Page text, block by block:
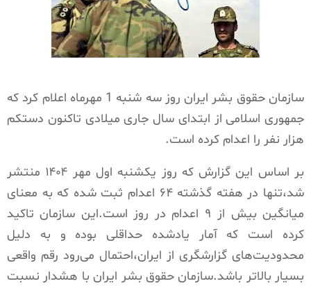
سازمان حقوق بشر ایران
روز سه شنبه 1 مهرماه اعلام کرد که
جمهوری اسلامی از ابتدای سال جاری میلادی تاکنون دستکم
هزار نفر را اعدام کرده است.
بر اساس این گزارش که روز یکشنبه اول مهر ۱۴۰۴ منتشر
شد،تنها در هفته گذشته ۶۴ اعدام ثبت شده که به معنای
میانگین بیش از ۹ اعدام در روز است.این سازمان تاکید
کرده است که آمار یادشده حداقلی بوده و به دلیل
محدودیت‌های گزارشگری از ایران،احتمال می‌رود رقم واقعی
بسیار بالاتر باشد.سازمان حقوق بشر ایران با هشدار نسبت